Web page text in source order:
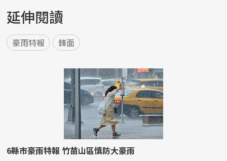
延伸閱讀
豪雨特報 鋒面
6縣市豪雨特報 竹苗山區慎防大豪雨